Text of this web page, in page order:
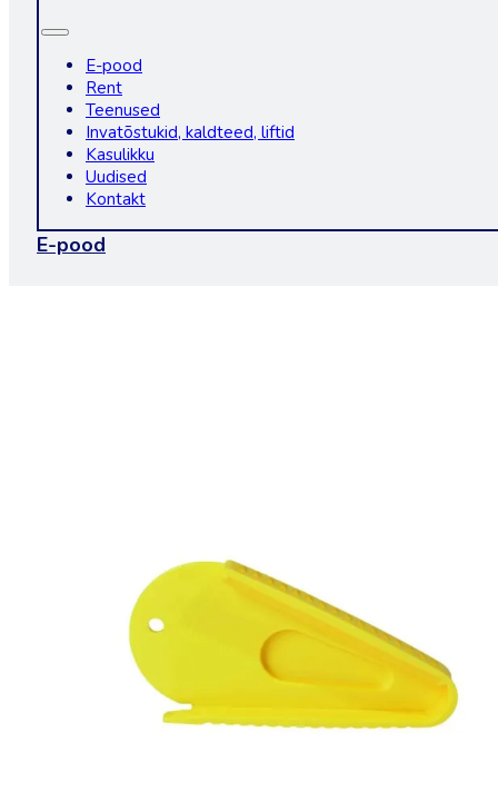
E-pood
Rent
Teenused
Invatõstukid, kaldteed, liftid
Kasulikku
Uudised
Kontakt
E-pood